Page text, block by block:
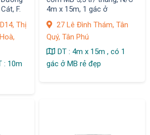
F.
Thị
: 10m
4m x 15m, 1 gác ở
27 Lê Đình Thám, Tân
Quý, Tân Phú
DT : 4m x 15m , có 1
gác ở MB rẻ đẹp